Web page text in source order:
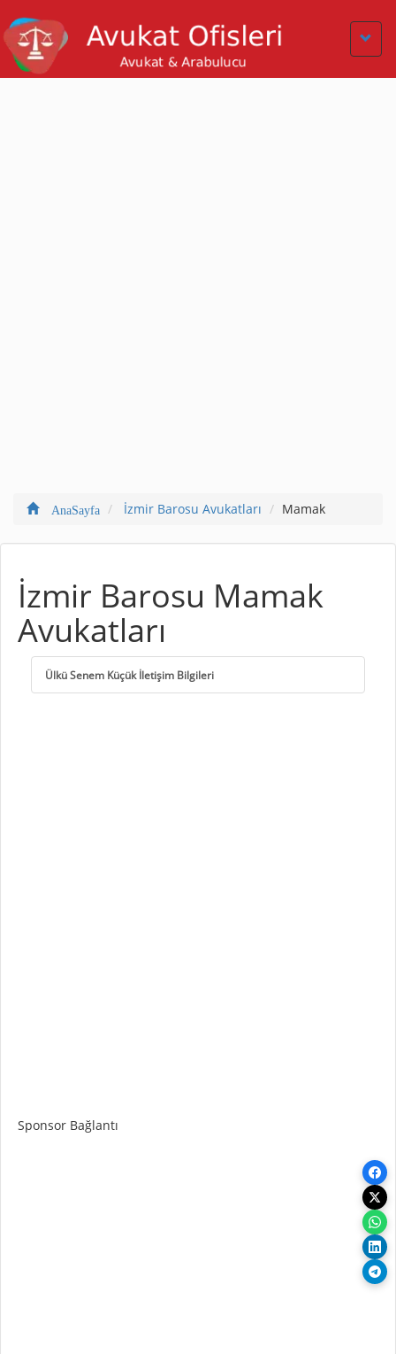
AnaSayfa İzmir Barosu Avukatları Mamak
İzmir Barosu Mamak
Avukatları
Ülkü Senem Küçük İletişim Bilgileri
Sponsor Bağlantı